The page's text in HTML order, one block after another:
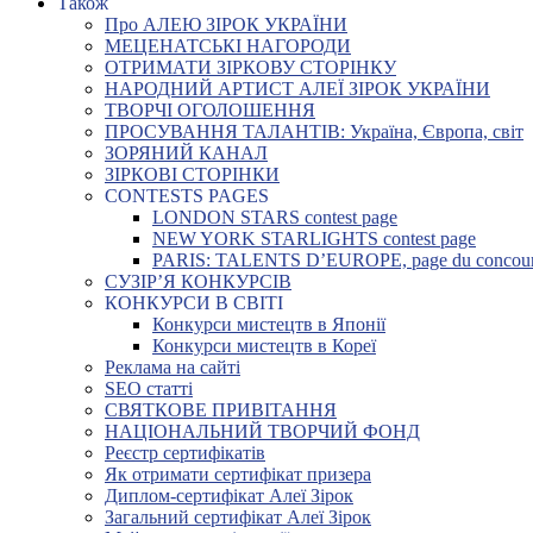
Про АЛЕЮ ЗІРОК УКРАЇНИ
МЕЦЕНАТСЬКІ НАГОРОДИ
ОТРИМАТИ ЗІРКОВУ СТОРІНКУ
НАРОДНИЙ АРТИСТ АЛЕЇ ЗІРОК УКРАЇНИ
ТВОРЧІ ОГОЛОШЕННЯ
ПРОСУВАННЯ ТАЛАНТІВ: Україна, Європа, світ
ЗОРЯНИЙ КАНАЛ
ЗІРКОВІ СТОРІНКИ
CONTESTS PAGES
LONDON STARS contest page
NEW YORK STARLIGHTS contest page
PARIS: TALENTS D’EUROPE, page du
СУЗІР’Я КОНКУРСІВ
КОНКУРСИ В СВІТІ
Конкурси мистецтв в Японії
Конкурси мистецтв в Кореї
Реклама на сайті
SEO статті
СВЯТКОВЕ ПРИВІТАННЯ
НАЦІОНАЛЬНИЙ ТВОРЧИЙ ФОНД
Реєстр сертифікатів
Як отримати сертифікат призера
Диплом-сертифікат Алеї Зірок
Загальний сертифікат Алеї Зірок